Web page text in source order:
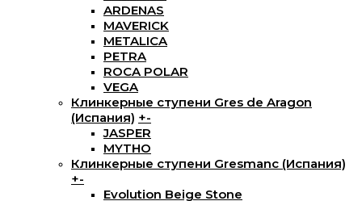
ARDENAS
MAVERICK
METALICA
PETRA
ROCA POLAR
VEGA
Клинкерные ступени Gres de Aragon
(Испания) +-
JASPER
MYTHO
Клинкерные ступени Gresmanc (Испания)
+-
Evolution Beige Stone